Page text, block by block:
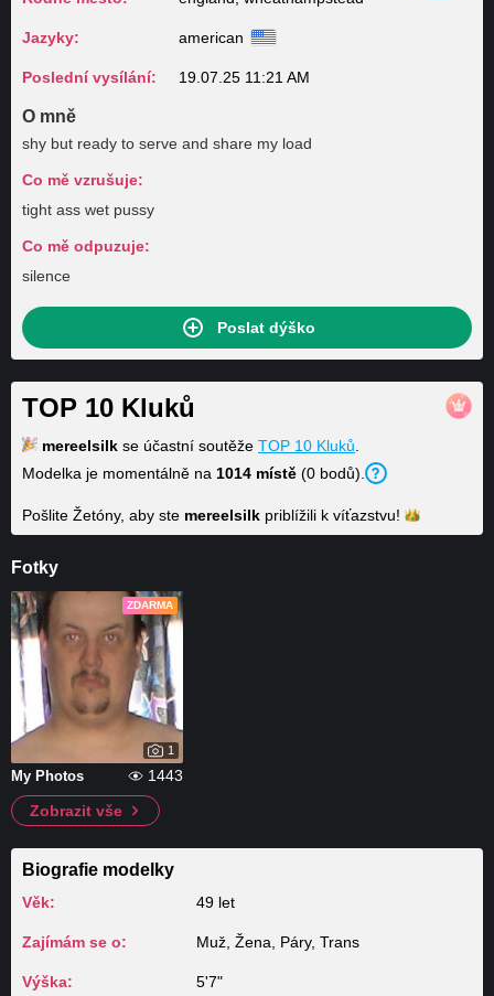
Jazyky: american
Poslední vysílání: 19.07.25 11:21 AM
O mně
shy but ready to serve and share my load
Co mě vzrušuje:
tight ass wet pussy
Co mě odpuzuje:
silence
Poslat dýško
TOP 10 Kluků
mereelsilk se účastní soutěže TOP 10 Kluků
Modelka je momentálně na 1014 místě (0 bodů).
Pošlite Žetóny, aby ste mereelsilk priblížili k víťazstvu!
Fotky
ZDARMA
1
My Photos
1443
Zobrazit vše
Biografie modelky
Věk: 49 let
Zajímám se o: Muž, Žena, Páry, Trans
Výška: 5'7"